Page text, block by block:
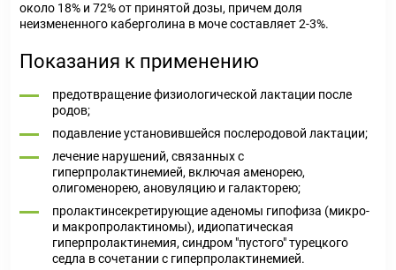
около 18% и 72% от принятой дозы, причем доля
неизмененного каберголина в моче составляет 2-3%.
Показания к применению
предотвращение физиологической лактации после
родов;
подавление установившейся послеродовой лактации;
лечение нарушений, связанных с
гиперпролактинемией, включая аменорею,
олигоменорею, ановуляцию и галакторею;
пролактинсекретирующие аденомы гипофиза (микро-
и макропролактиномы), идиопатическая
гиперпролактинемия, синдром "пустого" турецкого
седла в сочетании с гиперпролактинемией.